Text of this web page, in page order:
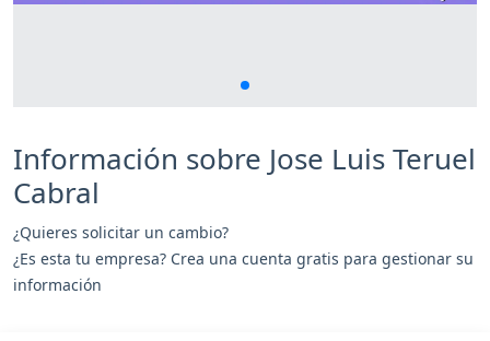
Información sobre Jose Luis Teruel
Cabral
¿Quieres solicitar un cambio?
¿Es esta tu empresa? Crea una cuenta gratis para gestionar su
información